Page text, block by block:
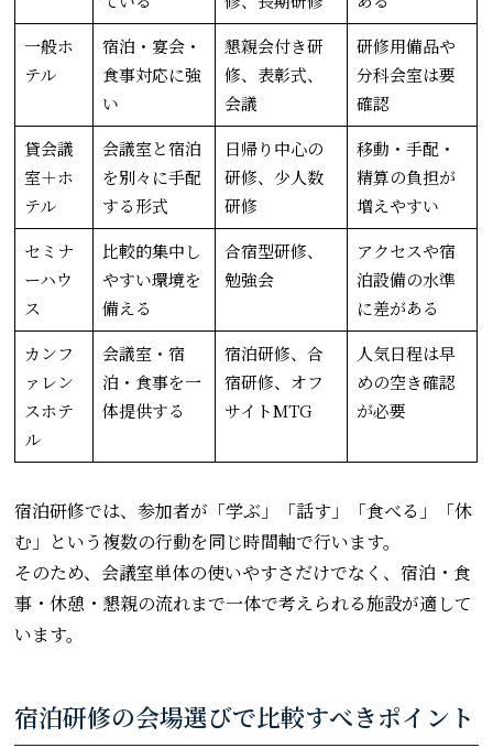
一般ホ
テル
宿泊・宴会・
食事対応に強
い
懇親会付き研
修、表彰式、
会議
研修用備品や
分科会室は要
確認
貸会議
室＋ホ
テル
会議室と宿泊
を別々に手配
する形式
日帰り中心の
研修、少人数
研修
移動・手配・
精算の負担が
増えやすい
セミナ
ーハウ
ス
比較的集中し
やすい環境を
備える
合宿型研修、
勉強会
アクセスや宿
泊設備の水準
に差がある
カンフ
ァレン
スホテ
ル
会議室・宿
泊・食事を一
体提供する
宿泊研修、合
宿研修、オフ
サイトMTG
人気日程は早
めの空き確認
が必要
宿泊研修では、参加者が「学ぶ」「話す」「食べる」「休
む」という複数の行動を同じ時間軸で行います。
そのため、会議室単体の使いやすさだけでなく、宿泊・食
事・休憩・懇親の流れまで一体で考えられる施設が適して
います。
宿泊研修の会場選びで比較すべきポイント